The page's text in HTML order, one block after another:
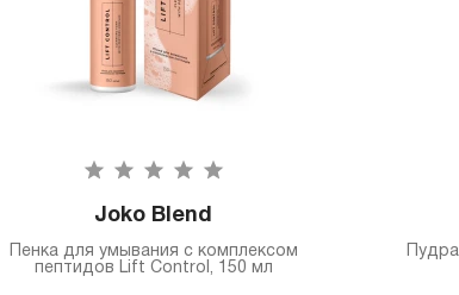
Joko Blend
Пенка для умывания с комплексом
пептидов Lift Control, 150 мл